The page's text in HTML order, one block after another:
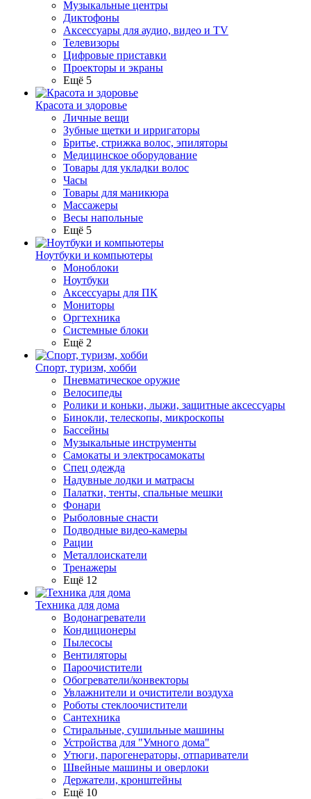
Музыкальные центры
Диктофоны
Аксессуары для аудио, видео и TV
Телевизоры
Цифровые приставки
Проекторы и экраны
Ещё 5
Красота и здоровье
Личные вещи
Зубные щетки и ирригаторы
Бритье, стрижка волос, эпиляторы
Медицинское оборудование
Товары для укладки волос
Часы
Товары для маникюра
Массажеры
Весы напольные
Ещё 5
Ноутбуки и компьютеры
Моноблоки
Ноутбуки
Аксессуары для ПК
Мониторы
Оргтехника
Системные блоки
Ещё 2
Спорт, туризм, хобби
Пневматическое оружие
Велосипеды
Ролики и коньки, лыжи, защитные аксессуары
Бинокли, телескопы, микроскопы
Бассейны
Музыкальные инструменты
Самокаты и электросамокаты
Спец одежда
Надувные лодки и матрасы
Палатки, тенты, спальные мешки
Фонари
Рыболовные снасти
Подводные видео-камеры
Рации
Металлоискатели
Тренажеры
Ещё 12
Техника для дома
Водонагреватели
Кондиционеры
Пылесосы
Вентиляторы
Пароочистители
Обогреватели/конвекторы
Увлажнители и очистители воздуха
Роботы стеклоочистители
Сантехника
Стиральные, сушильные машины
Устройства для "Умного дома"
Утюги, парогенераторы, отпариватели
Швейные машины и оверлоки
Держатели, кронштейны
Ещё 10